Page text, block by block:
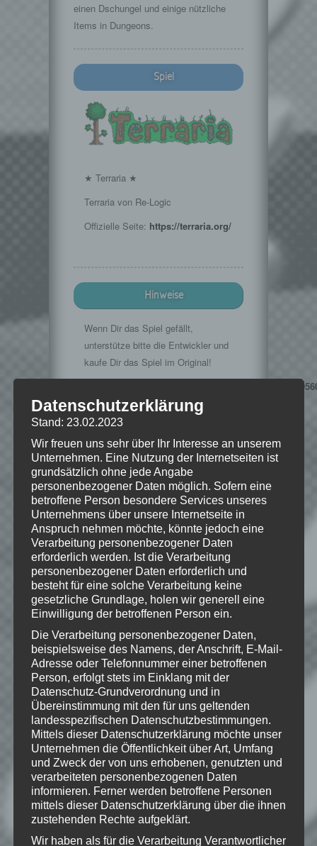
einen Dschungel und einige nützliche
Items in Dungeons.
Spiel
★ Terraria ★
Terraria von Re-Logic
Offizielle Seite: https://terraria.org/
Hinweise
Wenn Dir das Spiel gefällt,
unterstütze bitte die Entwickler und
kaufe Dir das Spiel im Original!
http://store.steampowered.com/app/
l=german
©2014 Re-Logic. All rights reserved
Wie gefällt dir dieser Beitrag?
Klicke hier und lasse
eine Bewertung da!
Deine E-Mail-Adresse wird nicht
veröffentlicht. Erforderliche Felder
sind mit*markiert
Kommentar*
Datenschutzerklärung
Stand: 23.02.2023
Wir freuen uns sehr über Ihr Interesse an unserem
Unternehmen. Eine Nutzung der Internetseiten ist
grundsätzlich ohne jede Angabe
personenbezogener Daten möglich. Sofern eine
betroffene Person besondere Services unseres
Unternehmens über unsere Internetseite in
Anspruch nehmen möchte, könnte jedoch eine
Verarbeitung personenbezogener Daten
erforderlich werden. Ist die Verarbeitung
personenbezogener Daten erforderlich und
besteht für eine solche Verarbeitung keine
gesetzliche Grundlage, holen wir generell eine
Einwilligung der betroffenen Person ein.
Die Verarbeitung personenbezogener Daten,
beispielsweise des Namens, der Anschrift, E-Mail-
Adresse oder Telefonnummer einer betroffenen
Person, erfolgt stets im Einklang mit der
Datenschutz-Grundverordnung und in
Übereinstimmung mit den für uns geltenden
landesspezifischen Datenschutzbestimmungen.
Mittels dieser Datenschutzerklärung möchte unser
Unternehmen die Öffentlichkeit über Art, Umfang
und Zweck der von uns erhobenen, genutzten und
verarbeiteten personenbezogenen Daten
informieren. Ferner werden betroffene Personen
mittels dieser Datenschutzerklärung über die ihnen
zustehenden Rechte aufgeklärt.
Wir haben als für die Verarbeitung Verantwortlicher